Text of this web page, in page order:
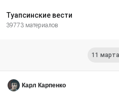
Туапсинские вести
39773 материалов
11
Карл Карпенко